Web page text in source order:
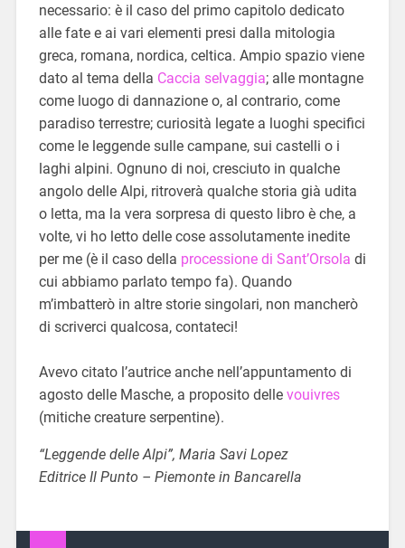
necessario: è il caso del primo capitolo dedicato
alle fate e ai vari elementi presi dalla mitologia
greca, romana, nordica, celtica. Ampio spazio viene
dato al tema della Caccia selvaggia; alle montagne
come luogo di dannazione o, al contrario, come
paradiso terrestre; curiosità legate a luoghi specifici
come le leggende sulle campane, sui castelli o i
laghi alpini. Ognuno di noi, cresciuto in qualche
angolo delle Alpi, ritroverà qualche storia già udita
o letta, ma la vera sorpresa di questo libro è che, a
volte, vi ho letto delle cose assolutamente inedite
per me (è il caso della processione di Sant’Orsola di
cui abbiamo parlato tempo fa). Quando
m’imbatterò in altre storie singolari, non mancherò
di scriverci qualcosa, contateci!
Avevo citato l’autrice anche nell’appuntamento di
agosto delle Masche, a proposito delle vouivres
(mitiche creature serpentine).
“Leggende delle Alpi”, Maria Savi Lopez
Editrice Il Punto – Piemonte in Bancarella